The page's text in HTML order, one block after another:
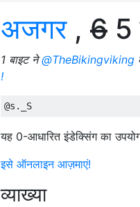
अजगर, 6 5
1 बाइट ने@TheBikingviking
!
यह 0-आधारित इंडेक्सिंग का
इसे ऑनलाइन आज़माएं!
व्याख्या